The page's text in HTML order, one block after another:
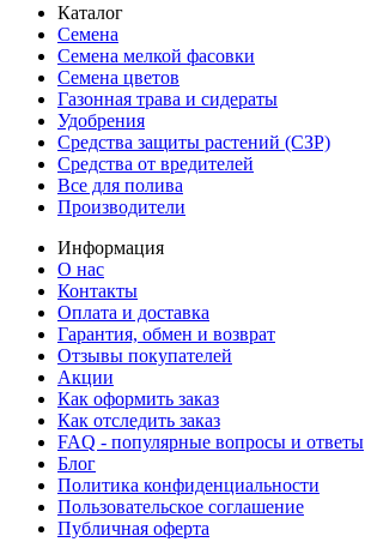
Каталог
Семена
Семена мелкой фасовки
Семена цветов
Газонная трава и сидераты
Удобрения
Средства защиты растений (СЗР)
Средства от вредителей
Все для полива
Производители
Информация
О нас
Контакты
Оплата и доставка
Гарантия, обмен и возврат
Отзывы покупателей
Акции
Как оформить заказ
Как отследить заказ
FAQ - популярные вопросы и ответы
Блог
Политика конфиденциальности
Пользовательское соглашение
Публичная оферта